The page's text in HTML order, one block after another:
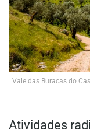
Vale das Buracas do
Atividades